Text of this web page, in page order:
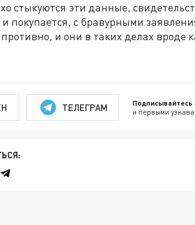
стыкуются эти данные,
покупается, с бравурными
и они в таких делах вроде
ТЕЛЕГРАМ и первыми